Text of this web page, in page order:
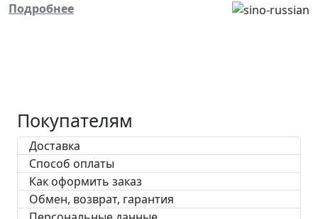
Подробнее
Покупателям
Доставка
Способ оплаты
Как оформить заказ
Обмен, возврат, гарантия